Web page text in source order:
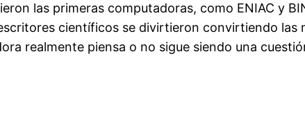
las primeras computadoras, como ENIAC y
científicos se divirtieron convirtiendo las
realmente piensa o no sigue siendo una